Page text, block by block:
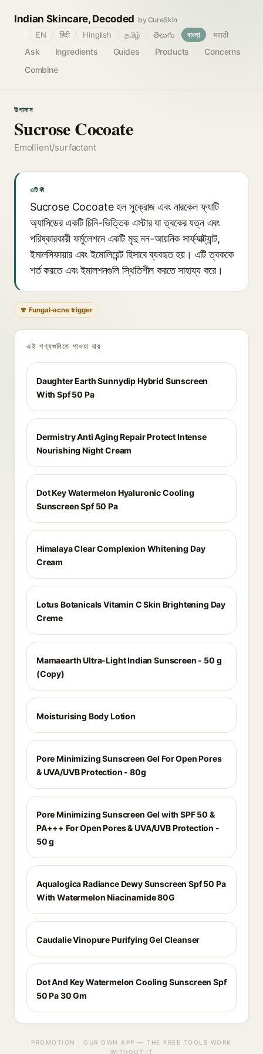
Indian Skincare, Decoded by CureSkin
Ask Ingredients Guides Products
Concerns
Combine
EN हिंदी Hinglish தமிழ் తెలుగు বাংলা मराठी
উপাদান
Sucrose Cocoate
Emollient/surfactant
এটি কী
Sucrose Cocoate হল সুক্রোজ এবং নারকেল ফ্যাটি
অ্যাসিডের একটি চিনি-ভিত্তিক এস্টার যা ত্বকের যত্ন এবং
পরিষ্কারকারী ফর্মুলেশনে একটি মৃদু নন-আয়নিক সার্ফ্যাক্ট্যান্ট,
ইমালসিফায়ার এবং ইমোলিয়েন্ট হিসাবে ব্যবহৃত হয়। এটি ত্বককে
শর্ত করতে এবং ইমালশনগুলি স্থিতিশীল করতে সাহায্য করে।
🍄 Fungal-acne trigger
এই পণ্যগুলিতে পাওয়া যায়
Daughter Earth Sunnydip Hybrid Sunscreen
With Spf 50 Pa
Dermistry Anti Aging Repair Protect Intense
Nourishing Night Cream
Dot Key Watermelon Hyaluronic Cooling
Sunscreen Spf 50 Pa
Himalaya Clear Complexion Whitening Day
Cream
Lotus Botanicals Vitamin C Skin Brightening Day
Creme
Mamaearth Ultra-Light Indian Sunscreen - 50 g
(Copy)
Moisturising Body Lotion
Pore Minimizing Sunscreen Gel For Open Pores
& UVA/UVB Protection - 80g
Pore Minimizing Sunscreen Gel with SPF 50 &
PA+++ For Open Pores & UVA/UVB Protection -
50 g
Aqualogica Radiance Dewy Sunscreen Spf 50 Pa
With Watermelon Niacinamide 80G
Caudalie Vinopure Purifying Gel Cleanser
Dot And Key Watermelon Cooling Sunscreen Spf
50 Pa 30 Gm
PROMOTION · OUR OWN APP — THE FREE TOOLS WORK
WITHOUT IT